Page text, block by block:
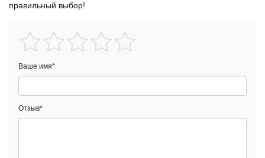
правильный выбор!
Ваше имя*
Отзыв*